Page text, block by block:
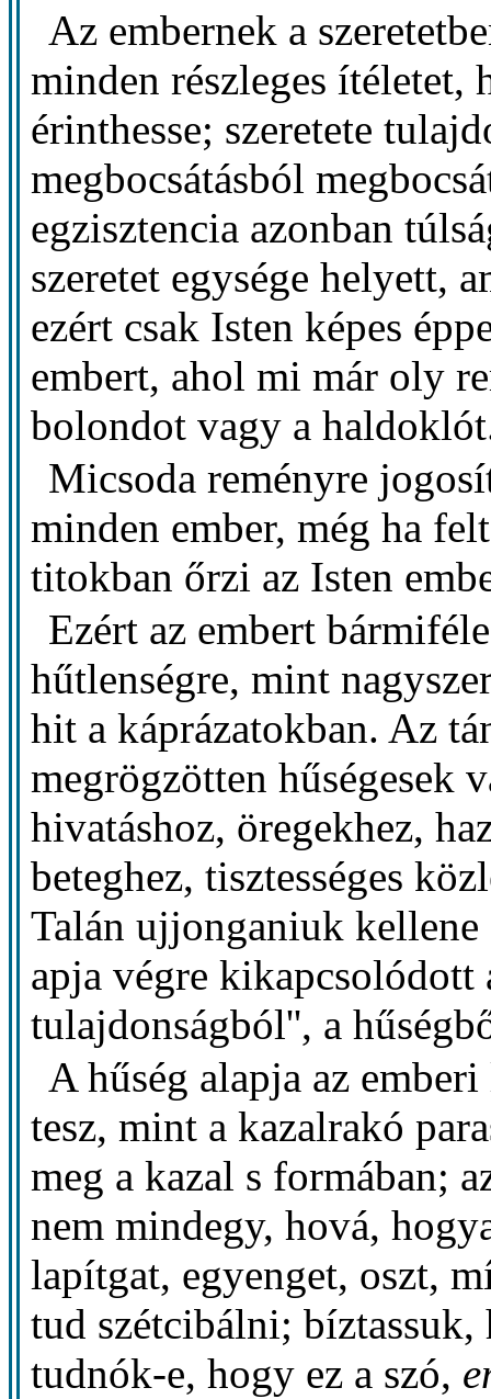
Az embernek a
minden részleges ítéletet,
érinthesse; szeretete
megbocsátásból
egzisztencia azonban
szeretet egysége helyett,
ezért csak Isten képes
embert, ahol mi már oly
bolondot vagy a
Micsoda reményre
minden ember, még ha
titokban őrzi az Isten
Ezért az embert
hűtlenségre, mint
hit a káprázatokban. Az
megrögzötten hűségesek
hivatáshoz, öregekhez,
beteghez, tisztességes
Talán ujjonganiuk
apja végre
tulajdonságból'', a
A hűség alapja az
tesz, mint a kazalrakó
meg a kazal s formában;
nem mindegy, hová,
lapítgat, egyenget, oszt,
tud szétcibálni; bíztassuk,
tudnók-e, hogy ez a szó,